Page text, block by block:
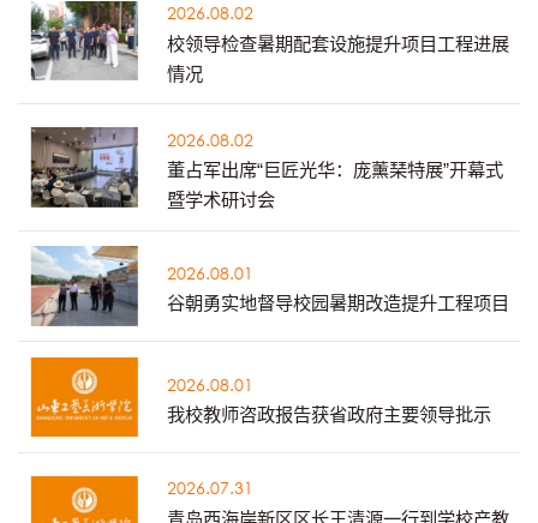
2026.08.02
校领导检查暑期配套设施提升项目工程进展
情况
2026.08.02
董占军出席“巨匠光华：庞薰琹特展”开幕式
暨学术研讨会
2026.08.01
谷朝勇实地督导校园暑期改造提升工程项目
2026.08.01
我校教师咨政报告获省政府主要领导批示
2026.07.31
青岛西海岸新区区长王清源一行到学校产教